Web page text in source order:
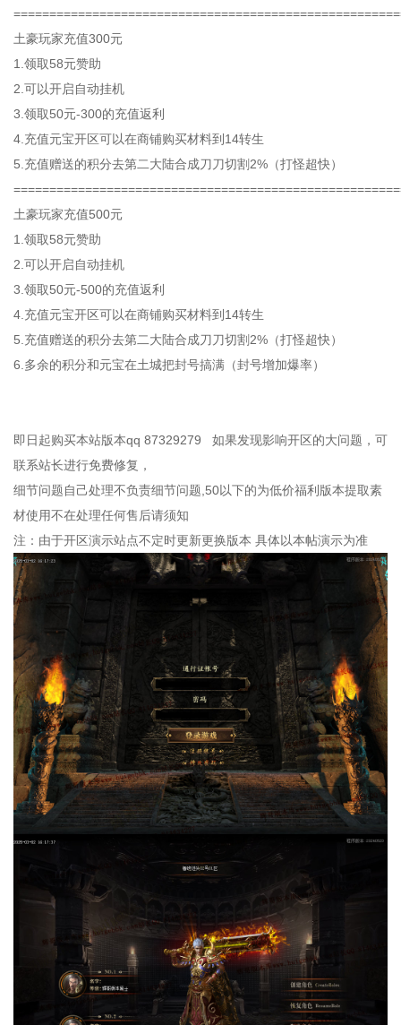
土豪玩家充值300元
1.领取58元赞助
2.可以开启自动挂机
3.领取50元-300的充值返利
4.充值元宝开区可以在商铺购买材料到14转生
5.充值赠送的积分去第二大陆合成刀刀切割2%（打怪超快）
土豪玩家充值500元
1.领取58元赞助
2.可以开启自动挂机
3.领取50元-500的充值返利
4.充值元宝开区可以在商铺购买材料到14转生
5.充值赠送的积分去第二大陆合成刀刀切割2%（打怪超快）
6.多余的积分和元宝在土城把封号搞满（封号增加爆率）
即日起购买本站版本qq 87329279 如果发现影响开区的大问题，可
联系站长进行免费修复，
细节问题自己处理不负责细节问题,50以下的为低价福利版本提取素
材使用不在处理任何售后请须知
注：由于开区演示站点不定时更新更换版本 具体以本帖演示为准